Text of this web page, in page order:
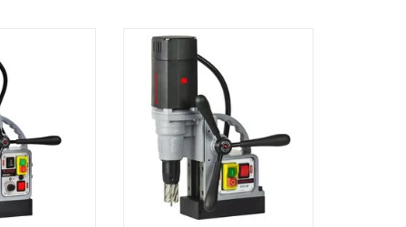
220 - 240
bidirectioneel.
WINKELWAGEN
De Euroboor ECO.30S+ is een
professionele, krachtige en vooral
lichte machine.
Koolborstelslijtage-indicator +
verplaatsingsbescherming
TOEVOEGEN AAN WINKELWAGEN